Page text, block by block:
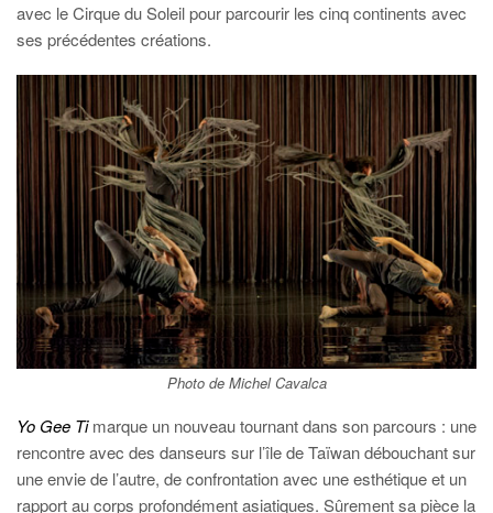
avec le Cirque du Soleil pour parcourir les cinq continents avec
ses précédentes créations.
Photo de Michel Cavalca
Yo Gee Timarque un nouveau tournant dans son parcours : une
rencontre avec des danseurs sur l’île de Taïwan débouchant sur
une envie de l’autre, de confrontation avec une esthétique et un
rapport au corps profondément asiatiques. Sûrement sa pièce la